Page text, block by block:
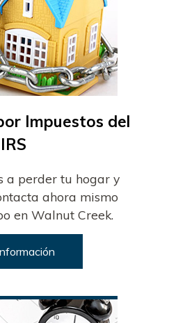
Impuestos del
IRS
a perder tu hogar y
ahora mismo
en Walnut Creek.